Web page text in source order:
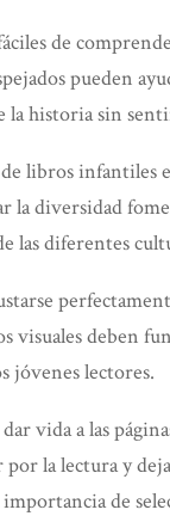
de
pueden
historia sin
libros infantiles
la diversidad
las diferentes
visuales deben
jóvenes lectores.
vida a las
la lectura y
de